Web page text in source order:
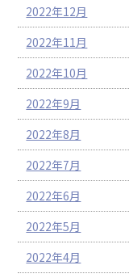
2022年12月
2022年11月
2022年10月
2022年9月
2022年8月
2022年7月
2022年6月
2022年5月
2022年4月